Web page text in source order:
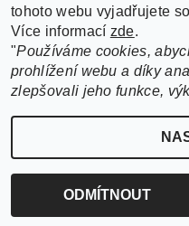
Recenze o NÁS na GOOGLE
Recenze o
ŽÁDEJTE život BEZ
EURA oddlužení, insolvence
práva vyhrazena
tohoto webu vyjadřujete
Více informací zde.
"Používáme cookies,
prohlížení webu a díky
zlepšovali jeho funkce,
ODMÍTNOUT